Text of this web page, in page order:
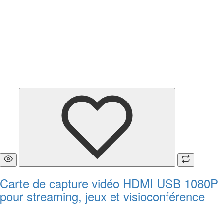
Carte de capture vidéo HDMI USB 1080P
pour streaming, jeux et visioconférence